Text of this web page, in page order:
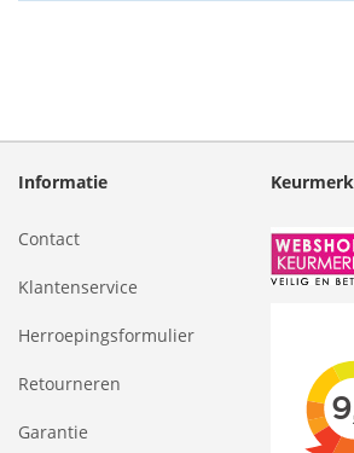
Informatie
Contact
Klantenservice
Herroepingsformulier
Retourneren
Garantie